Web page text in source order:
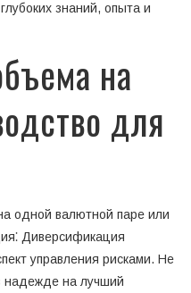
знаний, опыта и
на
для
одной валютной паре или
Диверсификация
управления рисками. Не
надежде на лучший